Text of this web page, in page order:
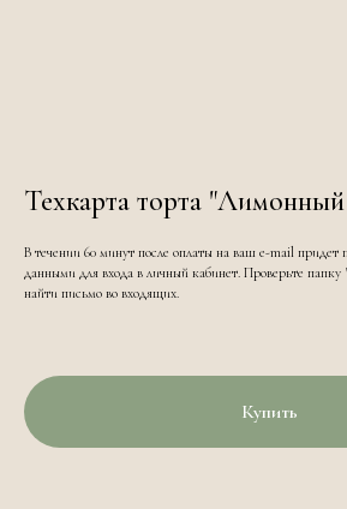
Техкарта торта "Лимонный
В течении 60 минут после оплаты на ваш e-mail придет
данными для входа в личный кабинет. Проверьте папку
найти письмо во входящих.
Купить